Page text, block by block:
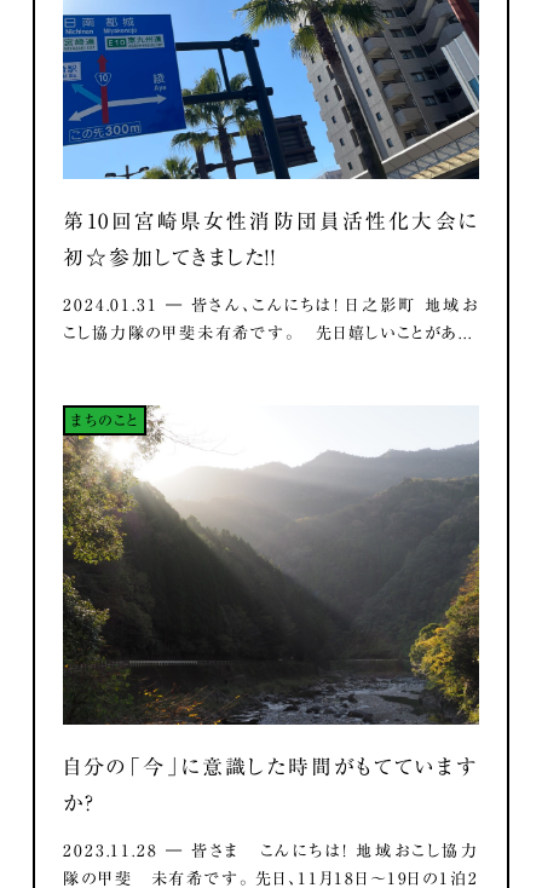
第10回宮崎県女性消防団員活性化大会に
初☆参加してきました！！
2024.01.31 ― 皆さん、こんにちは！ 日之影町 地域お
こし協力隊の甲斐未有希です。 先日嬉しいことがあ...
まちのこと
自分の「今」に意識した時間がもてています
か？
2023.11.28 ― 皆さま こんにちは！ 地域おこし協力
隊の甲斐 未有希です。 先日、11月18日～19日の1泊2